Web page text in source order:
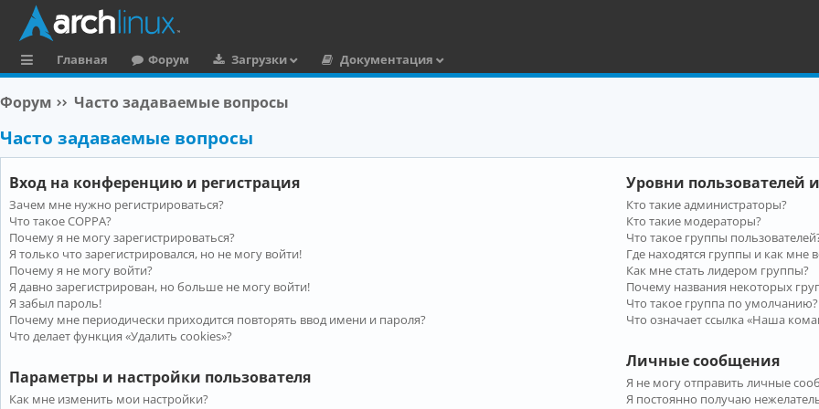
ы
л
Главная Форум Загрузки
Документация
Форум Часто задаваемые вопросы
Часто задаваемые вопросы
Вход на конференцию и регистрация
Зачем мне нужно регистрироваться?
Что такое COPPA?
Почему я не могу зарегистрироваться?
Я только что зарегистрировался, но не могу войти!
Почему я не могу войти?
Я давно зарегистрирован, но больше не могу войти!
Я забыл пароль!
Почему мне периодически приходится повторять ввод имени и пароля?
Что делает функция «Удалить cookies»?
Параметры и настройки пользователя
Как мне изменить мои настройки?
Уровни пользователей
Кто такие администраторы?
Кто такие модераторы?
Что такое группы
Где находятся группы и как мне
Как мне стать лидером группы?
Почему названия некоторых
Что такое группа по умолчанию?
Что означает ссылка «Наша
Личные сообщения
Я не могу отправить личные
Я постоянно получаю